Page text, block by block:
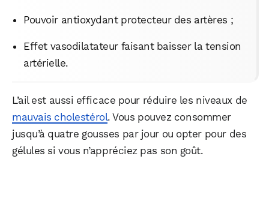
Pouvoir antioxydant protecteur des artères ;
Effet vasodilatateur faisant baisser la tension
artérielle.
L’ail est aussi efficace pour réduire les niveaux de
mauvais cholestérol. Vous pouvez consommer
jusqu’à quatre gousses par jour ou opter pour des
gélules si vous n’appréciez pas son goût.